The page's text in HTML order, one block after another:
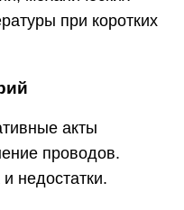
при коротких
акты
проводов.
недостатки.